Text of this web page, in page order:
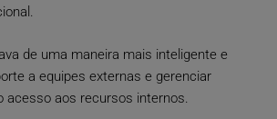
de uma maneira mais inteligente e
a equipes externas e gerenciar
acesso aos recursos internos.